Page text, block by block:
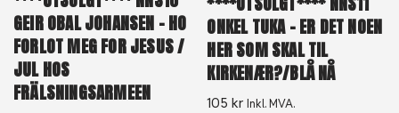
GEIR OBAL JOHANSEN ‎– HO
FORLOT MEG FOR JESUS /
JUL HOS
FRÄLSNINGSARMEEN
ONKEL TUKA ‎– ER DET NOEN
HER SOM SKAL TIL
KIRKENÆR?/BLÅ NÅ
105kr Inkl. MVA.